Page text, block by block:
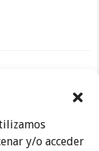
y/o acceder